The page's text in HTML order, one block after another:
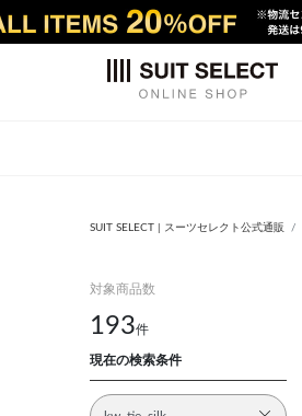
SUIT SELECT | スーツセレクト公式通販
対象商品数
193件
現在の検索条件